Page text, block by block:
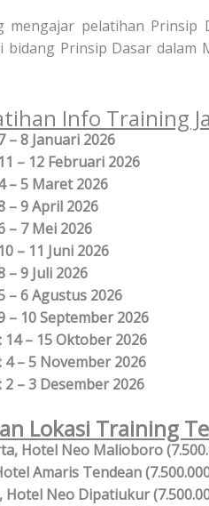
mengajar pelatihan
bidang Prinsip Dasar dalam
Info Training
– 8 Januari 2026
– 12 Februari 2026
– 5 Maret 2026
– 9 April 2026
– 7 Mei 2026
– 11 Juni 2026
– 9 Juli 2026
– 6 Agustus 2026
– 10 September 2026
14 – 15 Oktober 2026
4 – 5 November 2026
2 – 3 Desember 2026
Lokasi Training
Hotel Neo Malioboro
Amaris Tendean
Hotel Neo Dipatiukur